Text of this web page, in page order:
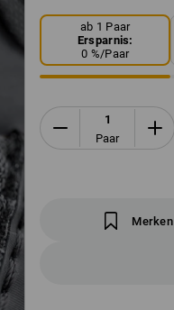
ab 1 Paar
Ersparnis:
0 %/Paar
Paar
Merken